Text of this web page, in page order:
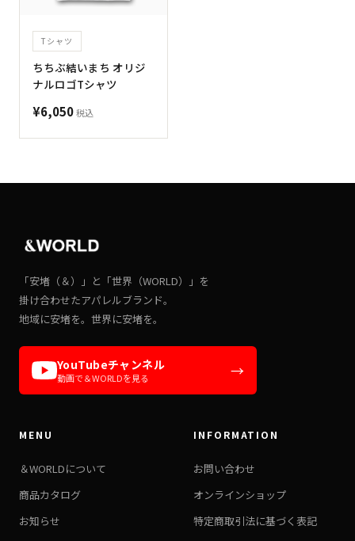
Tシャツ
ちちぶ結いまち オリジ
ナルロゴTシャツ
¥6,050税込
「安堵（＆）」と「世界（WORLD）」を
掛け合わせたアパレルブランド。
地域に安堵を。世界に安堵を。
YouTubeチャンネル
動画で＆WORLDを見る →
MENU
＆WORLDについて
商品カタログ
お知らせ
INFORMATION
お問い合わせ
オンラインショップ
特定商取引法に基づく表記